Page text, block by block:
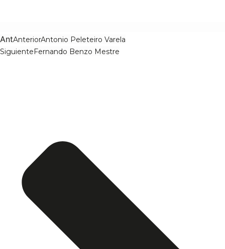
AntAnteriorAntonio Peleteiro Varela
SiguienteFernando Benzo Mestre